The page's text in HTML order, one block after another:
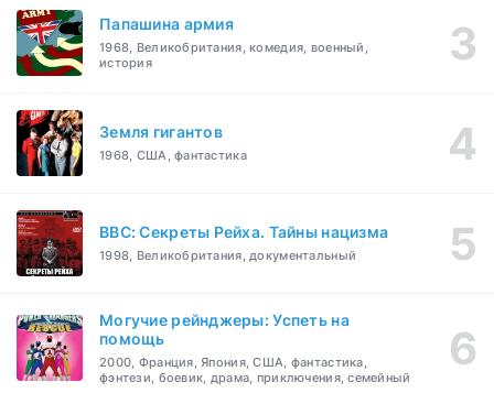
Папашина армия
1968, Великобритания, комедия, военный,
история
Земля гигантов
1968, США, фантастика
BBC: Секреты Рейха. Тайны нацизма
1998, Великобритания, документальный
Могучие рейнджеры: Успеть на
помощь
2000, Франция, Япония, США, фантастика,
фэнтези, боевик, драма, приключения, семейный